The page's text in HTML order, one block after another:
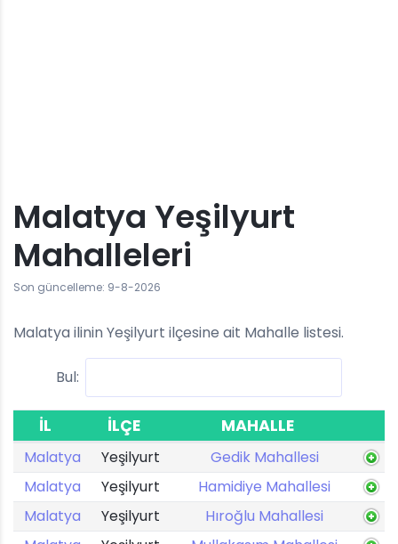
Malatya Yeşilyurt
Mahalleleri
Son güncelleme: 9-8-2026
Malatya ilinin Yeşilyurt ilçesine ait Mahalle listesi.
Bul:
İL İLÇE MAHALLE
Malatya Yeşilyurt
Gedik Mahallesi
Malatya
Yeşilyurt
Hamidiye Mahallesi
Malatya
Yeşilyurt
Hıroğlu Mahallesi